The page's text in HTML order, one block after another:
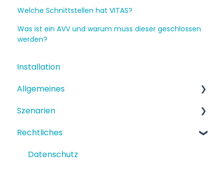
Welche Schnittstellen hat VITAS?
Was ist ein AVV und warum muss dieser geschlossen
werden?
Installation
Allgemeines
Funktionen
Einrichtung
Szenarien
Strukturiertes Szenario
Terminbuchung
Rechtliches
Datenschutz